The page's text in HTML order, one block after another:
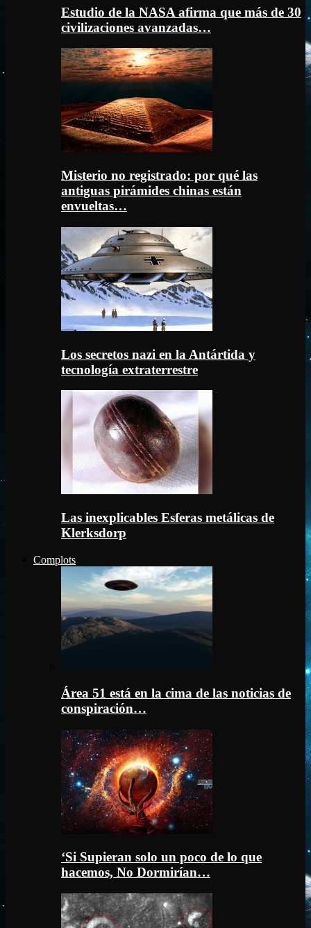
Estudio de la NASA afirma que más de 30
civilizaciones avanzadas…
Misterio no registrado: por qué las
antiguas pirámides chinas están
envueltas…
Los secretos nazi en la Antártida y
tecnología extraterrestre
Las inexplicables Esferas metálicas de
Klerksdorp
Complots
Área 51 está en la cima de las noticias de
conspiración…
‘Si Supieran solo un poco de lo que
hacemos, No Dormirían…